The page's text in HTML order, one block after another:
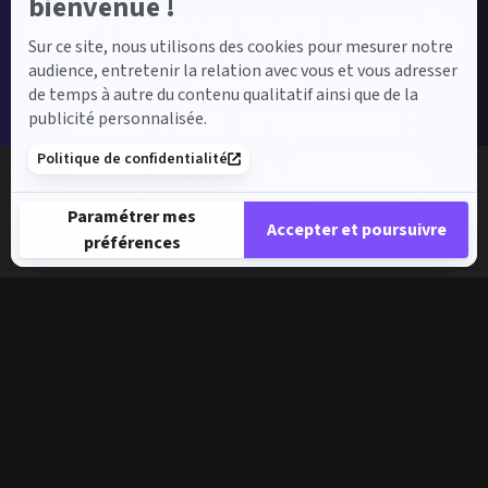
Sur ce site, nous utilisons des cookies pour mesurer notre
audience, entretenir la relation avec vous et vous adresser
de temps à autre du contenu qualitatif ainsi que de la
publicité personnalisée.
Politique de confidentialité
Paramétrer mes
préférences
Accepter et poursuivre
01 69 12 28 00
Pour financer votre nouvelle
voiture,
nous vous proposons :
d’Achat Classique (LOAC) Crédit